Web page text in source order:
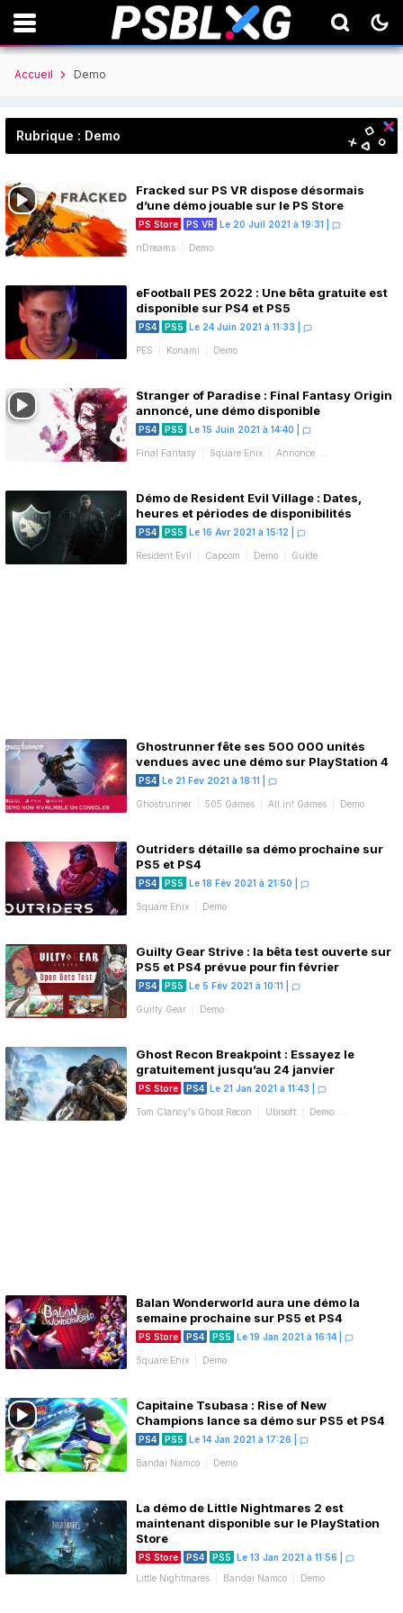
Accueil Demo
Rubrique : Demo
Fracked sur PS VR dispose désormais
d’une démo jouable sur le PS Store
PS Store PS VR Le 20 Juil 2021 à 19:31
nDreams Demo
eFootball PES 2022 : Une bêta gratuite est
disponible sur PS4 et PS5
PS4 PS5 Le 24 Juin 2021 à 11:33
PES Konami Demo
Stranger of Paradise : Final Fantasy Origin
annoncé, une démo disponible
PS4 PS5 Le 15 Juin 2021 à 14:40
Final Fantasy Square Enix
Annonce
Démo de Resident Evil Village : Dates,
heures et périodes de disponibilités
PS4 PS5 Le 16 Avr 2021 à 15:12
Resident Evil Capcom Demo Guide
Ghostrunner fête ses 500 000 unités
vendues avec une démo sur PlayStation 4
PS4 Le 21 Fév 2021 à 18:11
Ghostrunner 505 Games All in! Games Demo
Outriders détaille sa démo prochaine sur
PS5 et PS4
PS4 PS5 Le 18 Fév 2021 à 21:50
Square Enix Demo
Guilty Gear Strive : la bêta test ouverte sur
PS5 et PS4 prévue pour fin février
PS4 PS5 Le 5 Fév 2021 à 10:11
Guilty Gear Demo
Ghost Recon Breakpoint : Essayez le
gratuitement jusqu’au 24 janvier
PS Store PS4 Le 21 Jan 2021 à 11:43
Tom Clancy's Ghost Recon Ubisoft
Demo
Balan Wonderworld aura une démo la
semaine prochaine sur PS5 et PS4
PS Store PS4 PS5 Le 19 Jan 2021 à 16:14
Square Enix Demo
Capitaine Tsubasa : Rise of New
Champions lance sa démo sur PS5 et PS4
PS4 PS5 Le 14 Jan 2021 à 17:26
Bandai Namco Demo
La démo de Little Nightmares 2 est
maintenant disponible sur le PlayStation
Store
PS Store PS4 PS5 Le 13 Jan 2021 à 11:56
Little Nightmares
Bandai Namco Demo